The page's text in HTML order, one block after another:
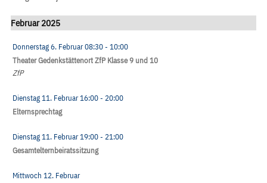
Februar 2025
Donnerstag 6. Februar08:30- 10:00
Theater Gedenkstättenort ZfP Klasse 9 und 10
ZfP
Dienstag 11. Februar16:00- 20:00
Elternsprechtag
Dienstag 11. Februar19:00- 21:00
Gesamtelternbeiratssitzung
Mittwoch 12. Februar